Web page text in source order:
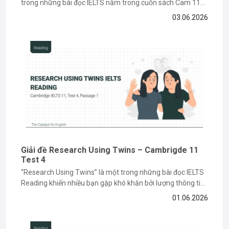
trong những bài đọc IELTS nằm trong cuốn sách Cam 11
về chủ đề lịch sử và môi trường, đòi hỏi bạn phải có kỹ năng
03.06.2026
Giải đề Research Using Twins – Cambrigde 11
Test 4
“Research Using Twins” là một trong những bài đọc IELTS
Reading khiến nhiều bạn gặp khó khăn bởi lượng thông tin
học thuật và các dạng câu hỏi paraphrase phức tạp. Tuy
01.06.2026